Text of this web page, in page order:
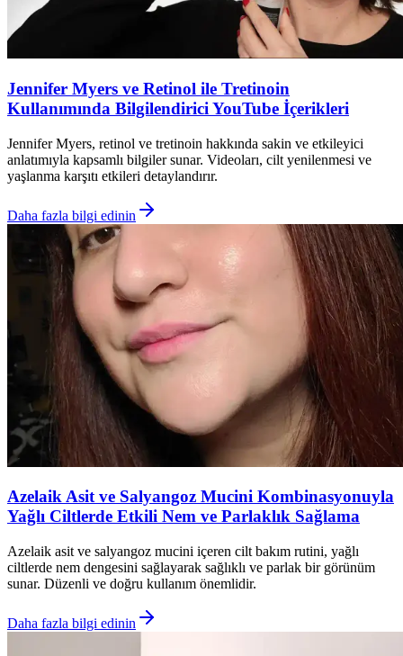
Jennifer Myers ve Retinol ile Tretinoin
Kullanımında Bilgilendirici YouTube İçerikleri
Jennifer Myers, retinol ve tretinoin hakkında sakin ve etkileyici
anlatımıyla kapsamlı bilgiler sunar. Videoları, cilt yenilenmesi ve
yaşlanma karşıtı etkileri detaylandırır.
Daha fazla bilgi edinin
Azelaik Asit ve Salyangoz Mucini Kombinasyonuyla
Yağlı Ciltlerde Etkili Nem ve Parlaklık Sağlama
Azelaik asit ve salyangoz mucini içeren cilt bakım rutini, yağlı
ciltlerde nem dengesini sağlayarak sağlıklı ve parlak bir görünüm
sunar. Düzenli ve doğru kullanım önemlidir.
Daha fazla bilgi edinin